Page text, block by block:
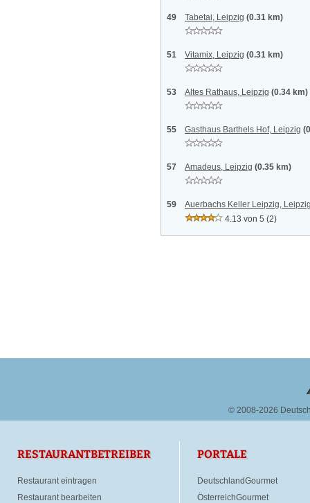
49 Tabetai, Leipzig (0.31 km)
51 Vitamix, Leipzig (0.31 km)
53 Altes Rathaus, Leipzig (0.34 km)
55 Gasthaus Barthels Hof, Leipzig
57 Amadeus, Leipzig (0.35 km)
59
Auerbachs Keller Leipzig,
4.13 von 5 (2)
© 2008-2026
RESTAURANTBETREIBER
Restaurant eintragen
Restaurant bearbeiten
PORTALE
DeutschlandGourmet
ÖsterreichGourmet